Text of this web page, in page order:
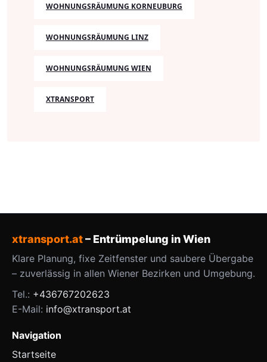
WOHNUNGSRÄUMUNG KORNEUBURG
WOHNUNGSRÄUMUNG LINZ
WOHNUNGSRÄUMUNG WIEN
XTRANSPORT
xtransport.at– Entrümpelung in Wien
Klare Planung, fixe Zeitfenster und saubere Übergabe
– zuverlässig in allen Wiener Bezirken und Umgebung.
Tel.: +436767202623
E-Mail: info@xtransport.at
Navigation
Startseite